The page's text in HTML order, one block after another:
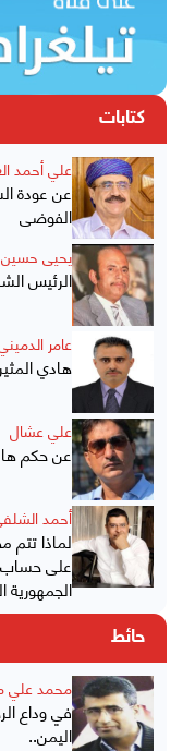
كتابات
علي أحمد
عن عودة
الفوضى
يحيى
الرئيس
عامر
هادي
علي عشال
عن حكم
أحمد
لماذا تتم
على حساب
الجمهورية
حائط
محمد
في وداع
اليمن..